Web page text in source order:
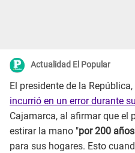
Actualidad El Popular
El presidente de la República,
incurrió en un error durante
Cajamarca, al afirmar que el
estirar la mano "por 200 años
para sus hogares. Esto